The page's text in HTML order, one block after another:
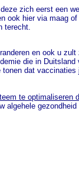
zich eerst een
ook hier via maag
terecht.
en ook u
die in
tonen dat vaccinaties
te optimaliseren